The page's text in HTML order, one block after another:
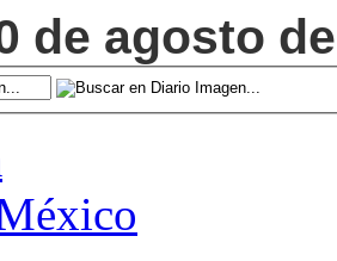
de agosto